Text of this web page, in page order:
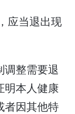
应当退出现
调整需要退
明本人健康
者因其他特